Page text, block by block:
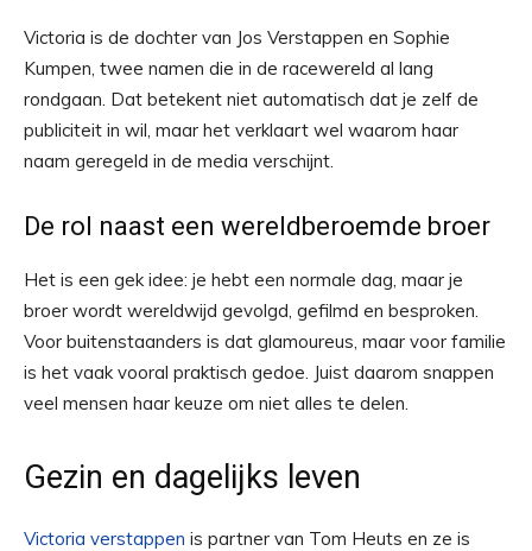
Victoria is de dochter van Jos Verstappen en Sophie
Kumpen, twee namen die in de racewereld al lang
rondgaan. Dat betekent niet automatisch dat je zelf de
publiciteit in wil, maar het verklaart wel waarom haar
naam geregeld in de media verschijnt.
De rol naast een wereldberoemde broer
Het is een gek idee: je hebt een normale dag, maar je
broer wordt wereldwijd gevolgd, gefilmd en besproken.
Voor buitenstaanders is dat glamoureus, maar voor familie
is het vaak vooral praktisch gedoe. Juist daarom snappen
veel mensen haar keuze om niet alles te delen.
Gezin en dagelijks leven
Victoria verstappen is partner van Tom Heuts en ze is